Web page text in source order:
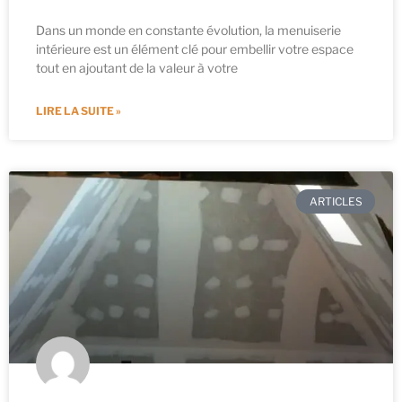
Dans un monde en constante évolution, la menuiserie
intérieure est un élément clé pour embellir votre espace
tout en ajoutant de la valeur à votre
LIRE LA SUITE »
ARTICLES